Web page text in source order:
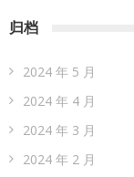
归档
2024 年 5 月
2024 年 4 月
2024 年 3 月
2024 年 2 月